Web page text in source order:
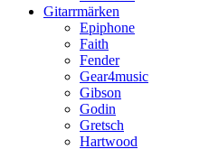
Gitarrmärken
Epiphone
Faith
Fender
Gear4music
Gibson
Godin
Gretsch
Hartwood